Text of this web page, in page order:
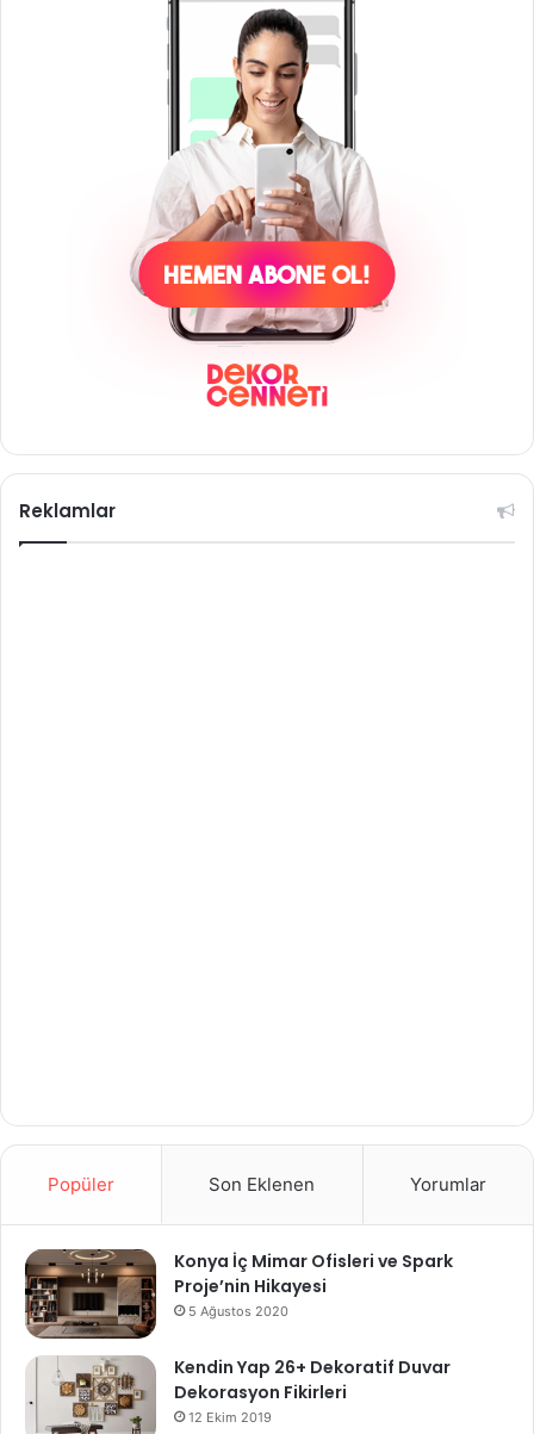
Reklamlar
Popüler Son Eklenen Yorumlar
Konya İç Mimar Ofisleri ve Spark
Proje’nin Hikayesi
5 Ağustos 2020
Kendin Yap 26+ Dekoratif Duvar
Dekorasyon Fikirleri
12 Ekim 2019